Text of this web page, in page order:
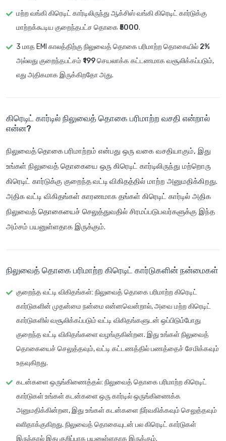
மற்ற வங்கி கிரெடிட் கார்டிலிருந்து ஆக்சிஸ் வங்கி கிரெடிட் கார்டுக்கு
மாற்றக்கூடிய குறைந்தபட்ச தொகை ₹5000.
3 மாத EMI காலத்திற்கு நிலுவைத் தொகை பரிமாற்ற தொகையில் 2%
அல்லது குறைந்தபட்சம் ₹199செயலாக்க கட்டணமாக வசூலிக்கப்படும்,
எது அதிகமாக இருக்கிறதோ அது.
கிரெடிட் கார்டில் நிலுவைத் தொகை பரிமாற்ற வசதி என்றால்
என்ன?
நிலுவைத் தொகை பரிமாற்றம் என்பது ஒரு வகை வசதியாகும், இது
உங்கள் நிலுவைத் தொகையை ஒரு கிரெடிட் கார்டிலிருந்து மற்றொரு
கிரெடிட் கார்டுக்கு குறைந்த வட்டி விகிதத்தில் மாற்ற அனுமதிக்கிறது.
அதிக வட்டி விகிதங்கள் காரணமாக தங்கள் கிரெடிட் கார்டில் அதிக
நிலுவைத் தொகையைச் செலுத்துவதில் சிரமப்படுபவர்களுக்கு இந்த
அம்சம் பயனுள்ளதாக இருக்கும்.
நிலுவைத் தொகை பரிமாற்ற கிரெடிட் கார்டுகளின் நன்மைகள்
குறைந்த வட்டி விகிதங்கள்: நிலுவைத் தொகை பரிமாற்ற கிரெடிட்
கார்டுகளின் முதன்மை நன்மை என்னவென்றால், அவை மற்ற கிரெடிட்
கார்டுகளில் வசூலிக்கப்படும் வட்டி விகிதங்களுடன் ஒப்பிடும்போது
குறைந்த வட்டி விகிதங்களைவழங்குகின்றன. இது உங்கள் நிலுவைத்
தொகையைச் செலுத்தவும், வட்டி கட்டணத்தில் பணத்தைச் சேமிக்கவும்
உதவுகிறது.
கடன்களை ஒருங்கிணைத்தல்: நிலுவைத் தொகை பரிமாற்ற கிரெடிட்
கார்டுகள் உங்கள் கடன்களை ஒரு கார்டில்ஒருங்கிணைக்க
அனுமதிக்கின்றன, இது உங்கள் கடன்களை நிர்வகிக்கவும் செலுத்தவும்
எளிதாக்குகிறது. நிலுவைத் தொகையுடன் பல கிரெடிட் கார்டுகள்
இருந்தால் இது குறிப்பாக பயனுள்ளதாக இருக்கும்.